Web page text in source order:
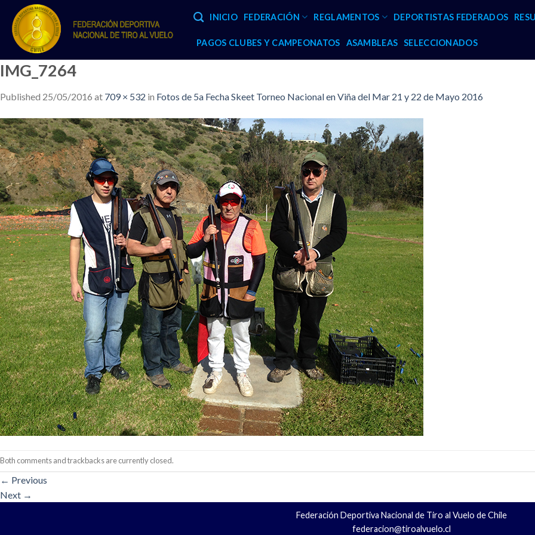
content
INICIO FEDERACIÓN REGLAMENTOS DEPORTISTAS FEDERADOS
PAGOS CLUBES Y CAMPEONATOS ASAMBLEAS SELECCIONADOS
IMG_7264
Published 25/05/2016 at 709 × 532 in Fotos de 5a Fecha Skeet Torneo Nacional en Viña del Mar 21 y 22 de Mayo 2016
Both comments and trackbacks are currently closed.
← Previous
Next →
Federación Deportiva Nacional de Tiro al Vuelo de Chile
federacion@tiroalvuelo.cl